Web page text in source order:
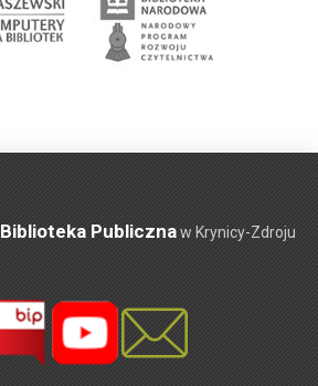
Biblioteka Publicznaw Krynicy-Zdroju